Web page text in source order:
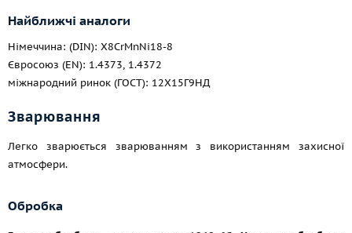
Найближчі аналоги
Німеччина: (DIN): X8CrMnNi18-8
Євросоюз (EN): 1.4373, 1.4372
міжнародний ринок (ГОСТ): 12Х15Г9НД
Зварювання
Легко зварюється зварюванням з використанням захисної
атмосфери.
Обробка